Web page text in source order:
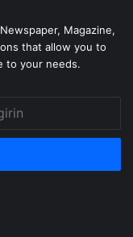
Magazine,
that allow you to
to your needs.